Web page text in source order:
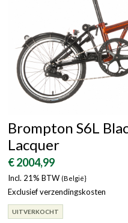
Brompton S6L
Lacquer
€ 2004,99
Incl. 21% BTW (België}
Exclusief verzendingskosten
UITVERKOCHT